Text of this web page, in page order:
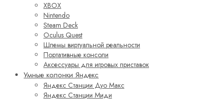
XBOX
Nintendo
Steam Deck
Oculus Quest
Шлемы виртуальной реальности
Портативные консоли
Аксессуары для игровых приставок
Умные колонки Яндекс
Яндекс Станции Дуо Макс
Яндекс Станции Миди